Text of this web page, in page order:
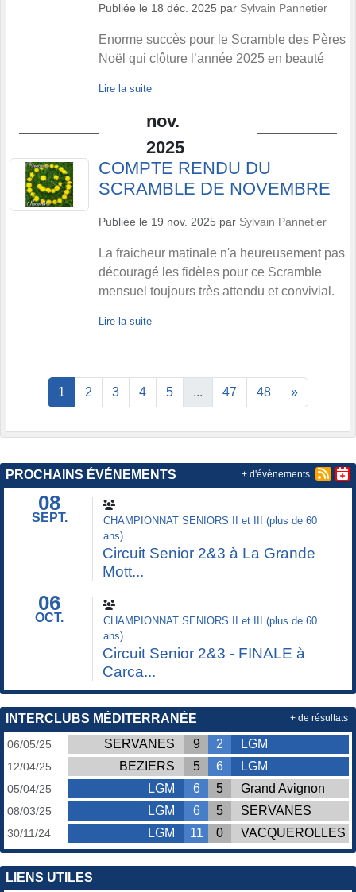
Publiée le 18 déc. 2025 par Sylvain Pannetier
Enorme succès pour le Scramble des Pères
Noël qui clôture l’année 2025 en beauté
Lire la suite
nov.
2025
COMPTE RENDU DU
SCRAMBLE DE NOVEMBRE
Publiée le 19 nov. 2025 par Sylvain Pannetier
La fraicheur matinale n'a heureusement pas
découragé les fidèles pour ce Scramble
mensuel toujours très attendu et convivial.
Lire la suite
1 2 3 4 5 ... 47 48 »
PROCHAINS ÉVÉNEMENTS
08
SEPT.
CHAMPIONNAT SENIORS II et III (plus de 60
ans)
Circuit Senior 2&3 à La Grande
Mott...
06
OCT.
CHAMPIONNAT SENIORS II et III (plus de 60
ans)
Circuit Senior 2&3 - FINALE à
Carca...
+ d'évènements
INTERCLUBS MÉDITERRANÉE
06/05/25 SERVANES 9 2 LGM
12/04/25 BEZIERS 5 6 LGM
05/04/25 LGM 6 5 Grand Avignon
08/03/25 LGM 6 5 SERVANES
30/11/24 LGM 11 0 VACQUEROLLES
+ de résultats
LIENS UTILES